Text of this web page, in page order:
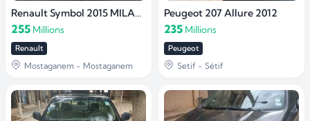
Renault Symbol 2015 MILADI (Exception)
255 Millions
Renault
Mostaganem - Mostaganem
Peugeot 207 Allure 2012
235 Millions
Peugeot
Setif - Sétif